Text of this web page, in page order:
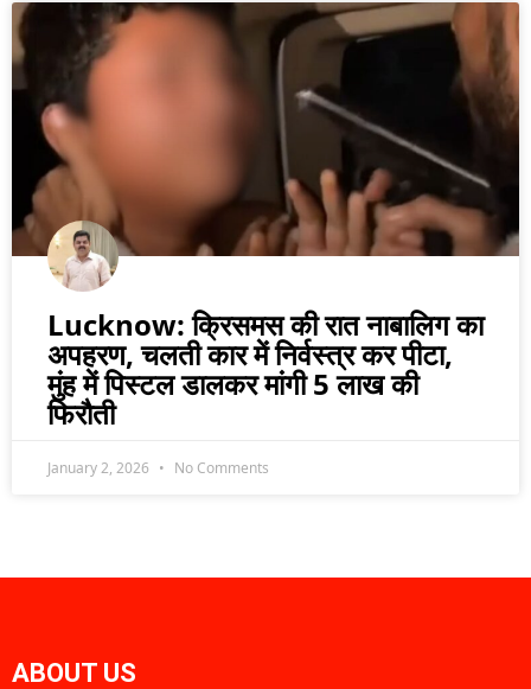
Lucknow: क्रिसमस की रात नाबालिग का
अपहरण, चलती कार में निर्वस्त्र कर पीटा,
मुंह में पिस्टल डालकर मांगी 5 लाख की
फिरौती
January 2, 2026 No Comments
ABOUT US